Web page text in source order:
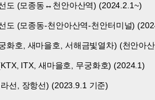
도 (모종동↔천안아산역) (2024.2.1~)
도 (모종동-천안아산역-천안터미널)
화호, 새마을호, 서해금빛열차) (천안아
ITX, 새마을호, 무궁화호) (2024.1)
선, 장항선) (2023.9.1 기준)